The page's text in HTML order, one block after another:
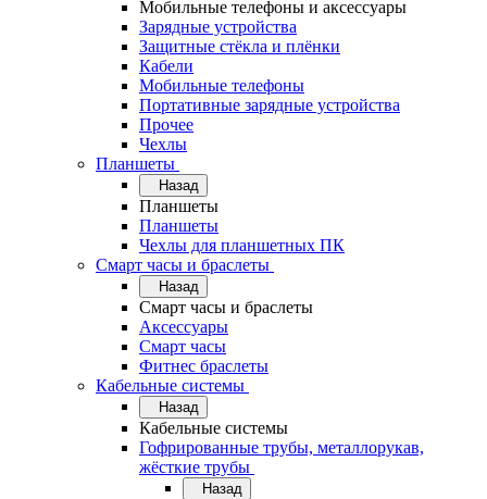
Мобильные телефоны и аксессуары
Зарядные устройства
Защитные стёкла и плёнки
Кабели
Мобильные телефоны
Портативные зарядные устройства
Прочее
Чехлы
Планшеты
Назад
Планшеты
Планшеты
Чехлы для планшетных ПК
Смарт часы и браслеты
Назад
Смарт часы и браслеты
Аксессуары
Смарт часы
Фитнес браслеты
Кабельные системы
Назад
Кабельные системы
Гофрированные трубы, металлорукав,
жёсткие трубы
Назад